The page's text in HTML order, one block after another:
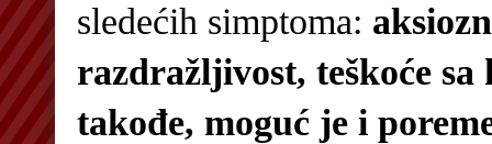
sledećih simptoma:
razdražljivost, teškoće
takođe, moguć je i